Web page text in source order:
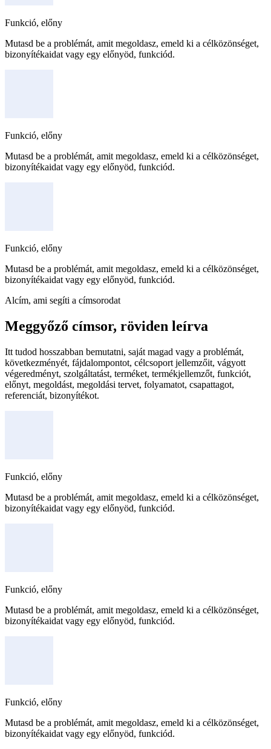
Funkció, előny
Mutasd be a problémát, amit megoldasz, emeld ki a célközönséget,
bizonyítékaidat vagy egy előnyöd, funkciód.
Funkció, előny
Mutasd be a problémát, amit megoldasz, emeld ki a célközönséget,
bizonyítékaidat vagy egy előnyöd, funkciód.
Funkció, előny
Mutasd be a problémát, amit megoldasz, emeld ki a célközönséget,
bizonyítékaidat vagy egy előnyöd, funkciód.
Alcím, ami segíti a címsorodat
Meggyőző címsor, röviden leírva
Itt tudod hosszabban bemutatni, saját magad vagy a problémát,
következményét, fájdalompontot, célcsoport jellemzőit, vágyott
végeredményt, szolgáltatást, terméket, termékjellemzőt, funkciót,
előnyt, megoldást, megoldási tervet, folyamatot, csapattagot,
referenciát, bizonyítékot.
Funkció, előny
Mutasd be a problémát, amit megoldasz, emeld ki a célközönséget,
bizonyítékaidat vagy egy előnyöd, funkciód.
Funkció, előny
Mutasd be a problémát, amit megoldasz, emeld ki a célközönséget,
bizonyítékaidat vagy egy előnyöd, funkciód.
Funkció, előny
Mutasd be a problémát, amit megoldasz, emeld ki a célközönséget,
bizonyítékaidat vagy egy előnyöd, funkciód.